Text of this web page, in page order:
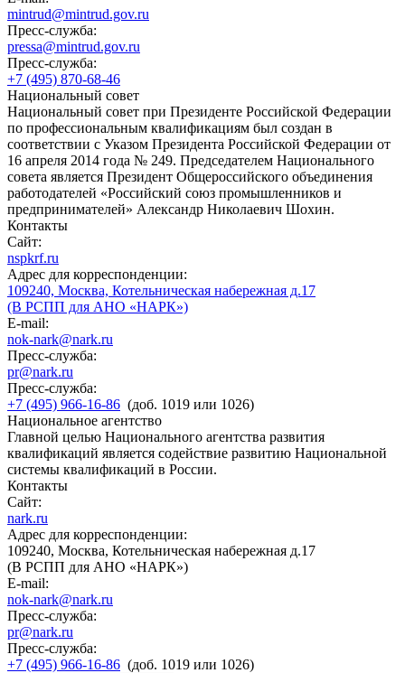
mintrud@mintrud.gov.ru
Пресс-служба:
pressa@mintrud.gov.ru
Пресс-служба:
+7 (495) 870-68-46
Национальный совет
Национальный совет при Президенте Российской Федерации
по профессиональным квалификациям был создан в
соответствии с Указом Президента Российской Федерации от
16 апреля 2014 года № 249. Председателем Национального
совета является Президент Общероссийского объединения
работодателей «Российский союз промышленников и
предпринимателей» Александр Николаевич Шохин.
Контакты
Сайт:
nspkrf.ru
Адрес для корреспонденции:
109240, Москва, Котельническая набережная д.17
(В РСПП для АНО «НАРК»)
E-mail:
nok-nark@nark.ru
Пресс-служба:
pr@nark.ru
Пресс-служба:
+7 (495) 966-16-86 (доб. 1019 или 1026)
Национальное агентство
Главной целью Национального агентства развития
квалификаций является содействие развитию Национальной
системы квалификаций в России.
Контакты
Сайт:
nark.ru
Адрес для корреспонденции:
109240, Москва, Котельническая набережная д.17
(В РСПП для АНО «НАРК»)
E-mail:
nok-nark@nark.ru
Пресс-служба:
pr@nark.ru
Пресс-служба:
+7 (495) 966-16-86 (доб. 1019 или 1026)